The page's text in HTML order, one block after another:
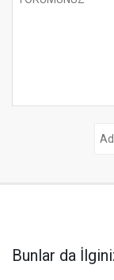
Bunlar da